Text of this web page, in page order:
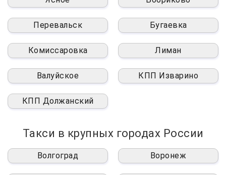
Перевальск Бугаевка
Комиссаровка Лиман
Валуйское КПП Изварино
КПП Должанский
Такси в крупных городах России
Волгоград Воронеж